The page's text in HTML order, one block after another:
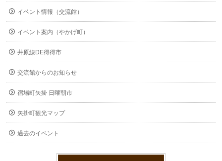
イベント情報（交流館）
イベント案内（やかげ町）
井原線DE得得市
交流館からのお知らせ
宿場町矢掛 日曜朝市
矢掛町観光マップ
過去のイベント